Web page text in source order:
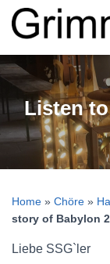
Listen
Home » Chöre »
story of Babylon 2
Liebe SSG`ler